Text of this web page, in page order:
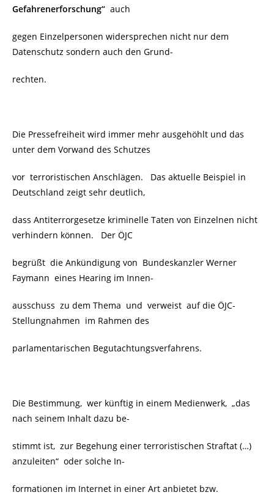
Gefahrenerforschung“ auch
gegen Einzelpersonen widersprechen nicht nur dem
Datenschutz sondern auch den Grund-
rechten.
Die Pressefreiheit wird immer mehr ausgehöhlt und das
unter dem Vorwand des Schutzes
vor terroristischen Anschlägen. Das aktuelle Beispiel in
Deutschland zeigt sehr deutlich,
dass Antiterrorgesetze kriminelle Taten von Einzelnen nicht
verhindern können. Der ÖJC
begrüßt die Ankündigung von Bundeskanzler Werner
Faymann eines Hearing im Innen-
ausschuss zu dem Thema und verweist auf die ÖJC-
Stellungnahmen im Rahmen des
parlamentarischen Begutachtungsverfahrens.
Die Bestimmung, wer künftig in einem Medienwerk, „das
nach seinem Inhalt dazu be-
stimmt ist, zur Begehung einer terroristischen Straftat (…)
anzuleiten“ oder solche In-
formationen im Internet in einer Art anbietet bzw.